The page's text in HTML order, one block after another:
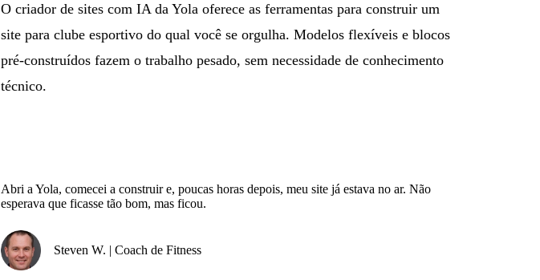
O criador de sites com IA da Yola oferece as ferramentas para construir um
site para clube esportivo do qual você se orgulha. Modelos flexíveis e blocos
pré-construídos fazem o trabalho pesado, sem necessidade de conhecimento
técnico.
Abri a Yola, comecei a construir e, poucas horas depois, meu site já estava no ar. Não
esperava que ficasse tão bom, mas ficou.
Steven W. | Coach de Fitness